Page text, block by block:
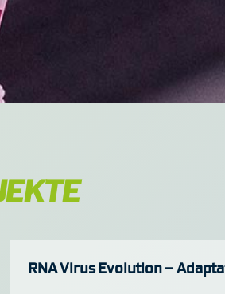
RNA Virus Evolution –